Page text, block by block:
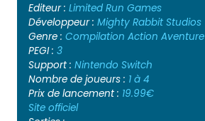
Editeur : Limited Run Games
Développeur : Mighty Rabbit Studios
Genre : Compilation Action Aventure
PEGI : 3
Support : Nintendo Switch
Nombre de joueurs : 1 à 4
Prix de lancement : 19.99€
Site officiel